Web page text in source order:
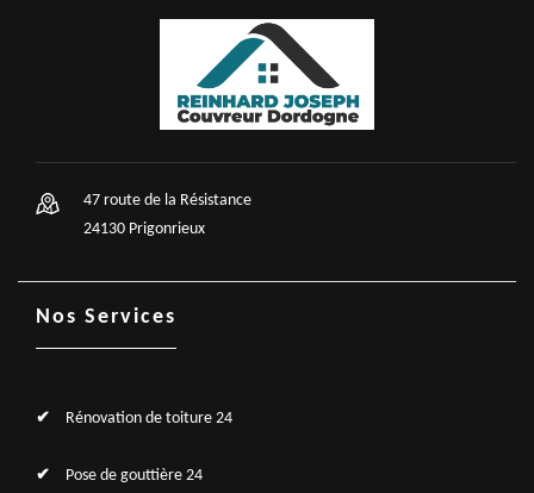
47 route de la Résistance
24130 Prigonrieux
Nos Services
Rénovation de toiture 24
Pose de gouttière 24